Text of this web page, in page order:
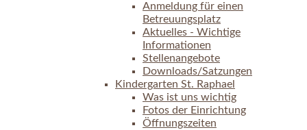
Anmeldung für einen
Betreuungsplatz
Aktuelles - Wichtige
Informationen
Stellenangebote
Downloads/Satzungen
Kindergarten St. Raphael
Was ist uns wichtig
Fotos der Einrichtung
Öffnungszeiten